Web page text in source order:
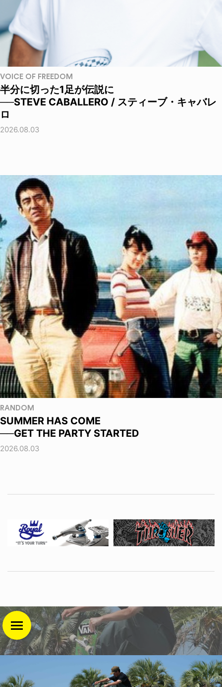
VOICE OF FREEDOM
半分に切った1足が伝説に
──STEVE CABALLERO / スティーブ・キャバレ
ロ
2026.08.03
RANDOM
SUMMER HAS COME
──GET THE PARTY STARTED
2026.08.03